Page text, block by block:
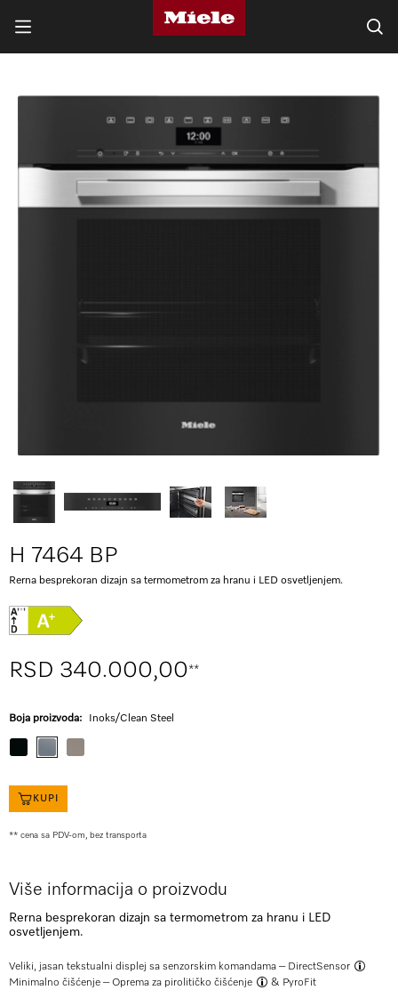
H 7464 BP
Rerna besprekoran dizajn sa termometrom za hranu i LED osvetljenjem.
RSD 340.000,00**
Boja proizvoda: Inoks/Clean Steel
KUPI
** cena sa PDV-om, bez transporta
Više informacija o proizvodu
Rerna besprekoran dizajn sa termometrom za hranu i LED
osvetljenjem.
Veliki, jasan tekstualni displej sa senzorskim komandama – DirectSensor
Minimalno čišćenje – Oprema za pirolitičko čišćenje
& PyroFit